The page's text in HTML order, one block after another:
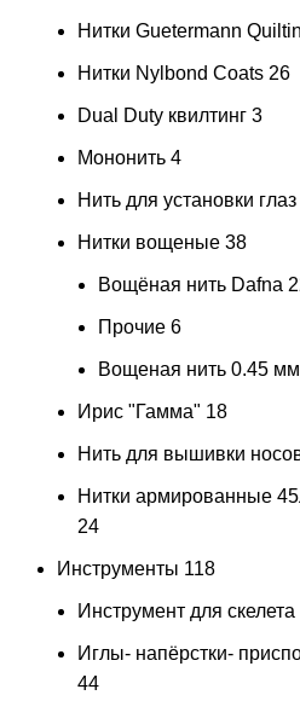
Нитки Guetermann
Нитки Nylbond Coats 26
Dual Duty квилтинг 3
Мононить 4
Нить для установки глаз
Нитки вощеные 38
Вощёная нить Dafna
Прочие 6
Вощеная нить 0.45 мм
Ирис "Гамма" 18
Нить для вышивки
Нитки армированные
24
Инструменты 118
Инструмент для скелета
Иглы- напёрстки-
44